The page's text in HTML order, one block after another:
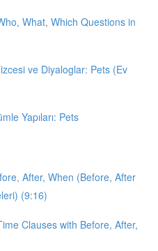
What, Which Questions in
ve Diyaloglar: Pets (Ev
Yapıları: Pets
After, When (Before, After
(9:16)
Clauses with Before, After,